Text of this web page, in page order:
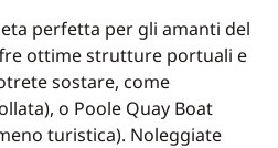
perfetta per gli amanti del
ottime strutture portuali e
sostare, come
o Poole Quay Boat
turistica). Noleggiate